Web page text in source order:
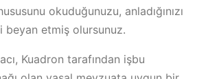
okuduğunuzu, anladığınızı
etmiş olursunuz.
Kuadron tarafından işbu